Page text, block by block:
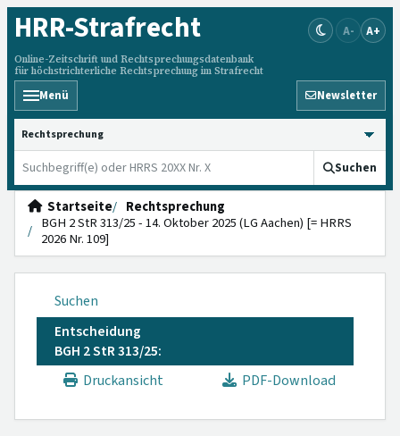
HRR-Strafrecht
Online-Zeitschrift und Rechtsprechungsdatenbank
für höchstrichterliche Rechtsprechung im Strafrecht
A- A+
Menü Newsletter
HRRS durchsuchen
Suchen
Startseite
Rechtsprechung
BGH 2 StR 313/25 - 14. Oktober 2025 (LG Aachen) [= HRRS
2026 Nr. 109]
Suchen
Entscheidung
BGH 2 StR 313/25:
Druckansicht
PDF-Download